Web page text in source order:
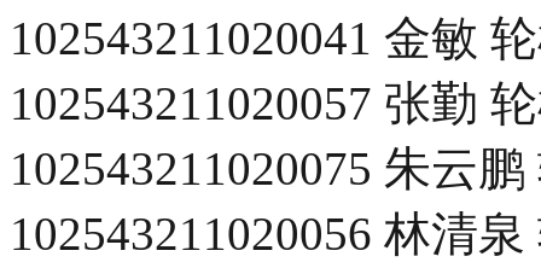
102543211020041 金敏
102543211020057 张勤
102543211020075 朱云
102543211020056 林清